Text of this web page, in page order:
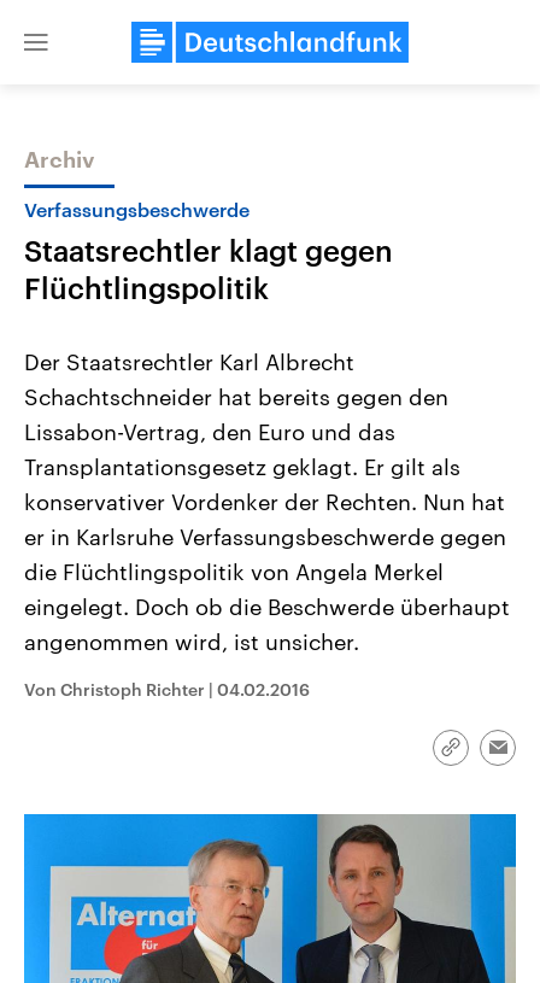
Close
Themen
Landtagswahl Sachsen-Anhalt
2026
Alle Informationen
Sachsen-Anhalt wählt am 6.
September 2026 einen neuen
Landtag. Seit 2021 wird das
Bundesland von einer Koalition aus
Umfragen, Prognosen,
Wahlprogramme, aktuelle Berichte
und Hintergründe zu den Parteien
und Kandidaten der anstehenden
Wahl.
USA
Aktuelle Beiträge,
Hintergründe
Wirtschaftlich und
gehören die Vereinigten
den mächtigsten Ländern
mit großem Einfluss auf
aktuelle Weltgeschehen.
Sendungen Programm Podcasts
Archiv
Verfassungsbeschwerde
Staatsrechtler klagt gegen
Flüchtlingspolitik
Der Staatsrechtler Karl Albrecht
Schachtschneider hat bereits gegen den
Lissabon-Vertrag, den Euro und das
Transplantationsgesetz geklagt. Er gilt als
konservativer Vordenker der Rechten. Nun hat
er in Karlsruhe Verfassungsbeschwerde gegen
die Flüchtlingspolitik von Angela Merkel
eingelegt. Doch ob die Beschwerde überhaupt
angenommen wird, ist unsicher.
Von Christoph Richter | 04.02.2016
Link